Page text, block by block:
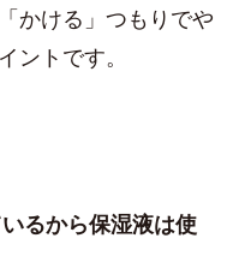
かける」つもりでや
ントです。
るから保湿液は使